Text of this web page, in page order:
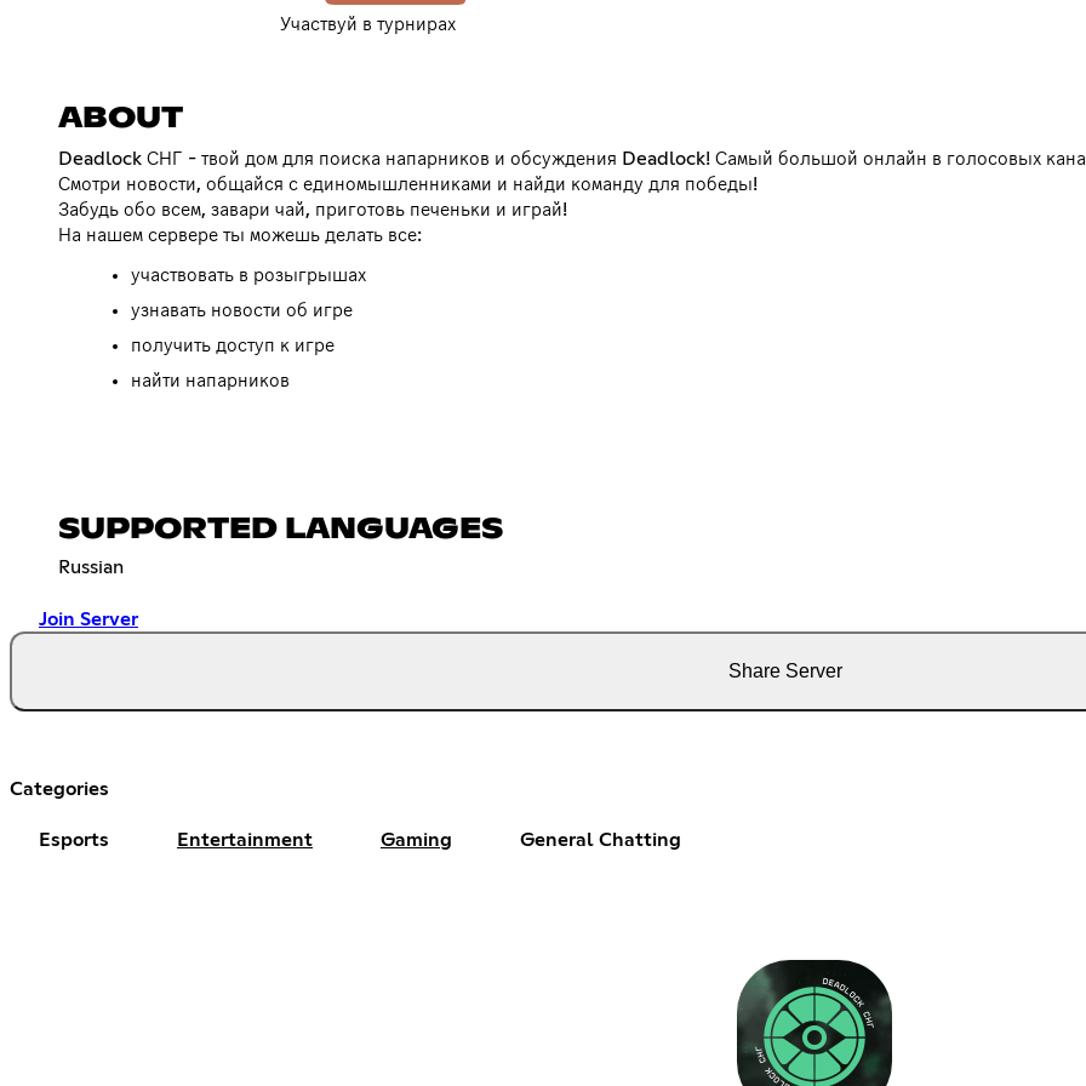
Участвуй в турнирах
ABOUT
Deadlock СНГ - твой дом для поиска напарников и обсуждения Deadlock! Самый большой онлайн в голосовых
Смотри новости, общайся с единомышленниками и найди команду для победы!
Забудь обо всем, завари чай, приготовь печеньки и играй!
На нашем сервере ты можешь делать все:
участвовать в розыгрышах
узнавать новости об игре
получить доступ к игре
найти напарников
SUPPORTED LANGUAGES
Russian
Join Server
Share Server
Categories
Esports Entertainment Gaming General Chatting